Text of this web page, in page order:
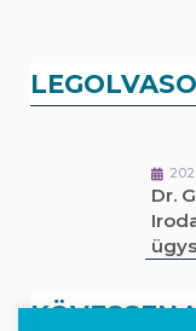
Dr.
KÖVESSEN